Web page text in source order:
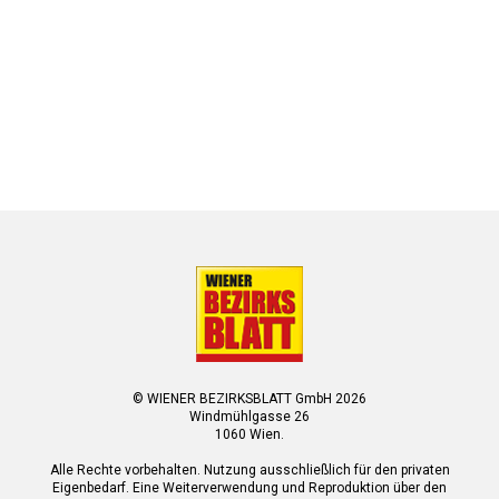
© WIENER BEZIRKSBLATT GmbH 2026
Windmühlgasse 26
1060 Wien.
Alle Rechte vorbehalten. Nutzung ausschließlich für den privaten
Eigenbedarf. Eine Weiterverwendung und Reproduktion über den